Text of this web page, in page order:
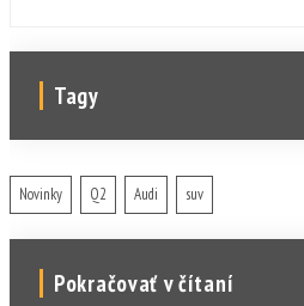
Tagy
Novinky Q2 Audi suv
Pokračovať v čítaní